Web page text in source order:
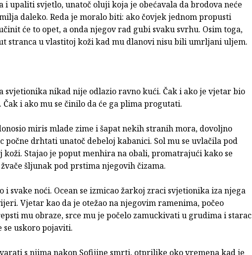
i upaliti svjetlo, unatoč oluji koja je obećavala da brodova neće
daleko. Reda je moralo biti: ako čovjek jednom propusti
će to opet, a onda njegov rad gubi svaku svrhu. Osim toga,
stranca u vlastitoj koži kad mu dlanovi nisu bili umrljani uljem.
svjetionika nikad nije odlazio ravno kući. Čak i ako je vjetar bio
Čak i ako mu se činilo da će ga plima progutati.
miris mlade zime i šapat nekih stranih mora, dovoljno
počne drhtati unatoč debeloj kabanici. Sol mu se uvlačila pod
koži. Stajao je poput menhira na obali, promatrajući kako se
šljunak pod prstima njegovih čizama.
i svake noći. Ocean se izmicao žarkoj zraci svjetionika iza njega
Vjetar kao da je otežao na njegovim ramenima, počeo
mu obraze, srce mu je počelo zamuckivati u grudima i starac
se uskoro pojaviti.
s njima nakon Sofijine smrti, otprilike oko vremena kad je